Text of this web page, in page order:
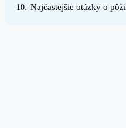
10. Najčastejšie otázky o